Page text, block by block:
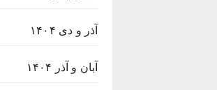
آذر و دی ۱۴۰۴
آبان و آذر ۱۴۰۴